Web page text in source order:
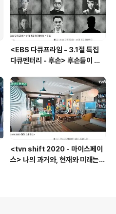
<EBS 다큐프라임 - 3.1절 특집
다큐멘터리 - 후손> 후손들이 말
고 후손들이 짊어진 삶의 무게
<tvn shift 2020 - 마이스페이
스> 나의 과거와, 현재와 미래는